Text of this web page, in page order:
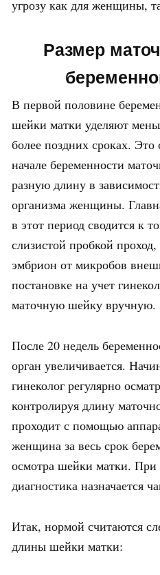
угрозу как для женщины,
Размер
В первой половине
шейки матки уделяют
более поздних сроках. Это
начале беременности
разную длину в
организма женщины.
в этот период сводится к
слизистой пробкой проход,
эмбрион от микробов
постановке на учет
маточную шейку вручную.
После 20 недель
орган увеличивается.
гинеколог регулярно
контролируя длину
проходит с помощью
женщина за весь срок
осмотра шейки матки. При
диагностика назначается
Итак, нормой считаются
длины шейки матки: